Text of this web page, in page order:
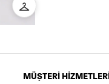
MÜŞTERİ